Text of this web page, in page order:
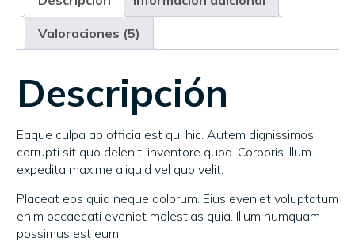
Valoraciones (5)
Descripción
Eaque culpa ab officia est qui hic. Autem dignissimos
corrupti sit quo deleniti inventore quod. Corporis illum
expedita maxime aliquid vel quo velit.
Placeat eos quia neque dolorum. Eius eveniet voluptatum
enim occaecati eveniet molestias quia. Illum numquam
possimus est eum.